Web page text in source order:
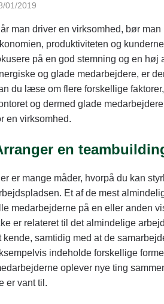
01/2019
man driver en virksomhed, bør
produktiviteten og
på en god stemning og en
og glade medarbejdere, er
du læse om flere forskellige
og dermed glade
en virksomhed.
en
er mange måder, hvorpå du kan
Et af de mest
medarbejderne på en eller anden
er relateret til det almindelige
kende, samtidig med at de
indeholde forskellige
oplever nye ting
er vant til.